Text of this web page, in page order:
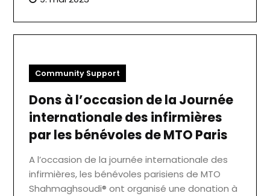
Community Support
Dons à l’occasion de la Journée
internationale des infirmières
par les bénévoles de MTO Paris
A l’occasion de la journée internationale des
infirmières, les bénévoles parisiens de MTO
Shahmaghsoudi® ont organisé une donation à